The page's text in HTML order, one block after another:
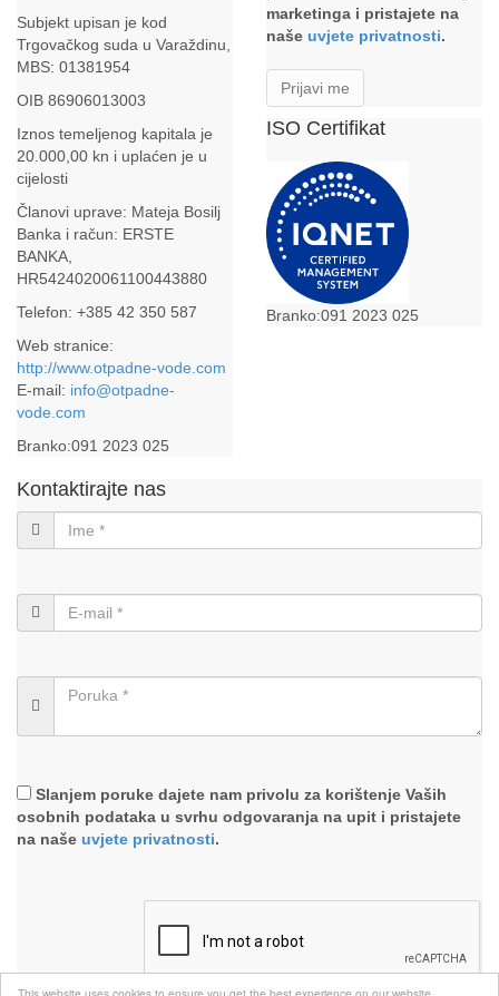
Subjekt upisan je kod
Trgovačkog suda u Varaždinu,
MBS: 01381954
OIB 86906013003
Iznos temeljenog kapitala je
20.000,00 kn i uplaćen je u
cijelosti
Članovi uprave: Mateja Bosilj
Banka i račun: ERSTE
BANKA,
HR5424020061100443880
Telefon: +385 42 350 587
Web stranice:
http://www.otpadne-vode.com
E-mail: info@otpadne-
vode.com
marketinga i pristajete na
naše uvjete privatnosti.
ISO Certifikat
Kontaktirajte nas
Slanjem poruke dajete nam privolu za korištenje Vaših
osobnih podataka u svrhu odgovaranja na upit i pristajete
na naše uvjete privatnosti.